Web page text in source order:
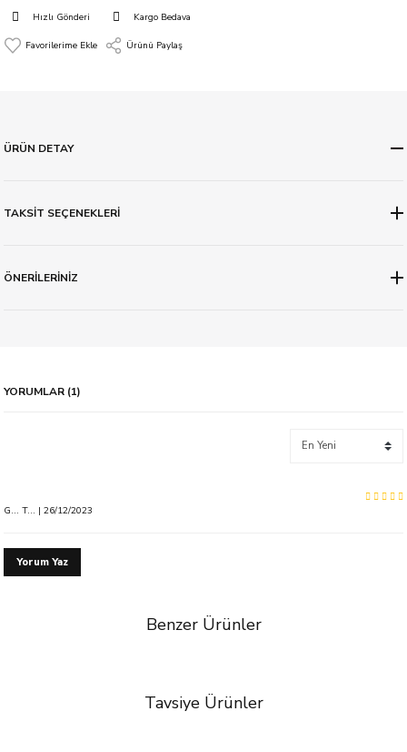
Hızlı Gönderi Kargo Bedava
Ürünü Paylaş
ÜRÜN DETAY
TAKSİT SEÇENEKLERİ
ÖNERİLERİNİZ
YORUMLAR (1)
G... T... | 26/12/2023
Yorum Yaz
Benzer Ürünler
Tavsiye Ürünler